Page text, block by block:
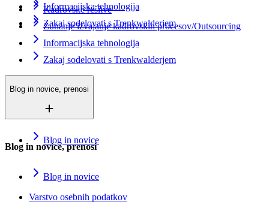
Informacijska tehnologija
Zakaj sodelovati s Trenkwalderjem
Kadrovske rešitve
Zunanje izvajanje kadrovskih procesov/Outsourcing
Informacijska tehnologija
Zakaj sodelovati s Trenkwalderjem
Blog in novice, prenosi
Blog in novice
Blog in novice, prenosi
Blog in novice
Varstvo osebnih podatkov